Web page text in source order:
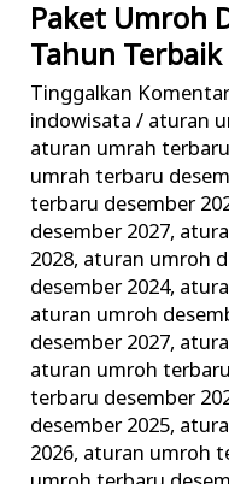
Paket Umroh
Tahun
Tinggalkan
indowisata/ aturan
aturan umrah
umrah terbaru
terbaru desember
desember 2027,
2028, aturan umroh
desember 2024,
aturan umroh
desember 2027,
aturan umroh
terbaru desember
desember 2025,
2026, aturan umroh
Paket
Umroh
Desember
Akhir
Tahun
Terbaik
dan
Terpercaya